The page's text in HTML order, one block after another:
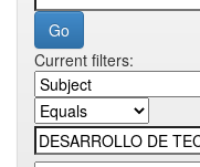
Current filters: